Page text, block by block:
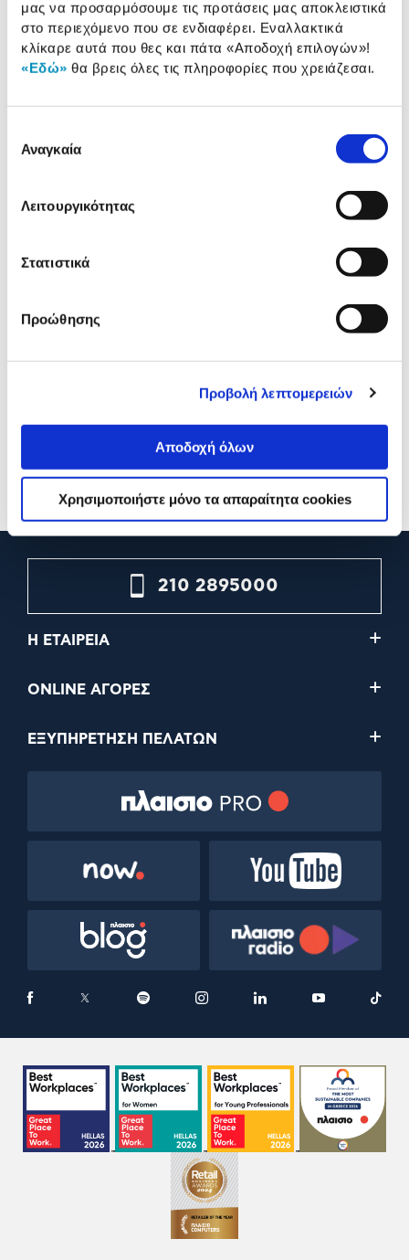
μας να προσαρμόσουμε τις προτάσεις μας αποκλειστικά
στο περιεχόμενο που σε ενδιαφέρει. Εναλλακτικά
κλίκαρε αυτά που θες και πάτα «Αποδοχή επιλογών»!
«Εδώ» θα βρεις όλες τις πληροφορίες που χρειάζεσαι.
συγκατάθεσης
Αναγκαία
Λειτουργικότητας
Στατιστικά
Προώθησης
Προβολή λεπτομερειών
Αποδοχή όλων
Χρησιμοποιήστε μόνο τα απαραίτητα cookies
προϊόντος
Χαρακτηριστικά
Αξιολογήσεις
Αξιολογήσεις
Δες τι κλίκαραν όσοι είδαν το ίδιο
προϊόν με εσένα!
Προσθήκη
11,99€
Προσθήκη
210 2895000
Η ΕΤΑΙΡΕΙΑ
ONLINE ΑΓΟΡΕΣ
ΕΞΥΠΗΡΕΤΗΣΗ ΠΕΛΑΤΩΝ